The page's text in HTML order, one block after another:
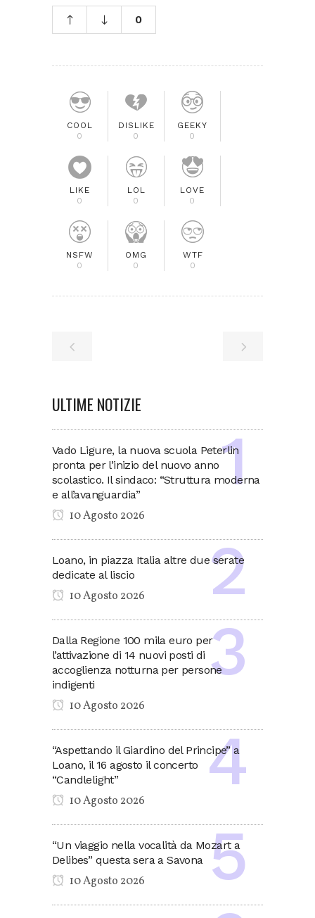
0
COOL
0
DISLIKE
0
GEEKY
0
LIKE
0
LOL
0
LOVE
0
NSFW
0
OMG
0
WTF
0
ULTIME NOTIZIE
Vado Ligure, la nuova scuola Peterlin
pronta per l’inizio del nuovo anno
scolastico. Il sindaco: “Struttura moderna
e all’avanguardia”
10 Agosto 2026
Loano, in piazza Italia altre due serate
dedicate al liscio
10 Agosto 2026
Dalla Regione 100 mila euro per
l’attivazione di 14 nuovi posti di
accoglienza notturna per persone
indigenti
10 Agosto 2026
“Aspettando il Giardino del Principe” a
Loano, il 16 agosto il concerto
“Candlelight”
10 Agosto 2026
“Un viaggio nella vocalità da Mozart a
Delibes” questa sera a Savona
10 Agosto 2026